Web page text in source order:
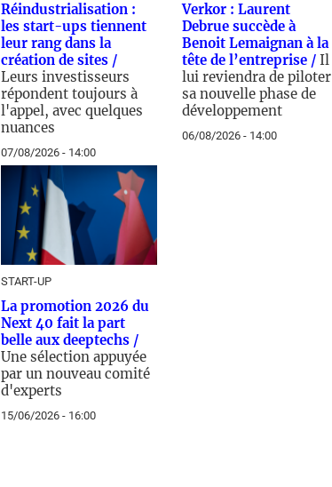
Réindustrialisation :
les start-ups tiennent
leur rang dans la
création de sites /
Leurs investisseurs
répondent toujours à
l'appel, avec quelques
nuances
07/08/2026 - 14:00
Verkor : Laurent
Debrue succède à
Benoit Lemaignan à la
tête de l’entreprise / Il
lui reviendra de piloter
sa nouvelle phase de
développement
06/08/2026 - 14:00
START-UP
La promotion 2026 du
Next 40 fait la part
belle aux deeptechs /
Une sélection appuyée
par un nouveau comité
d'experts
15/06/2026 - 16:00